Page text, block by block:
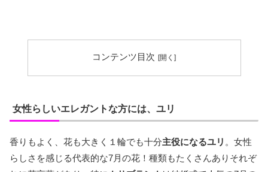
コンテンツ目次
女性らしいエレガントな方には、ユリ
香りもよく、花も大きく１輪でも十分主役になるユリ 。女性
らしさを感じる代表的な7月の花！種類もたくさんありそれぞ